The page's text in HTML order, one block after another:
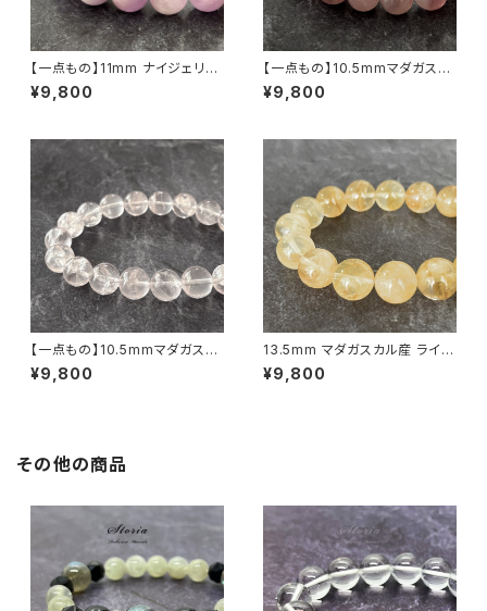
【一点もの】11mm ナイジェリア
産 クンツァイト（リシア輝石）ブ
レスレット【鑑別済み】
¥9,800
【一点もの】10.5mmマダガスカ
ル産 ディープ・ローズクォーツ
ブレスレット【鑑別済み】
¥9,800
【一点もの】10.5mmマダガスカ
ル産 虹入り アイリスローズクォ
ーツ ブレスレット 【鑑別済み】
¥9,800
13.5mm マダガスカル産 ライモ
ナイトインクォーツ ブレスレット
【画像現物】
¥9,800
その他の商品